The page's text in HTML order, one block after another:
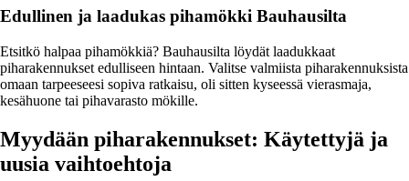
Edullinen ja laadukas pihamökki Bauhausilta
Etsitkö halpaa pihamökkiä? Bauhausilta löydät laadukkaat
piharakennukset edulliseen hintaan. Valitse valmiista piharakennuksista
omaan tarpeeseesi sopiva ratkaisu, oli sitten kyseessä vierasmaja,
kesähuone tai pihavarasto mökille.
Myydään piharakennukset: Käytettyjä ja
uusia vaihtoehtoja